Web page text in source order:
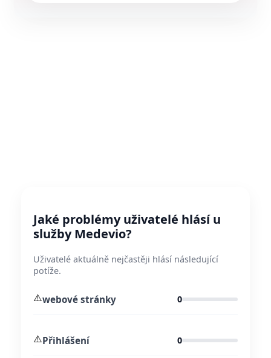
Jaké problémy uživatelé hlásí u
služby Medevio?
Uživatelé aktuálně nejčastěji hlásí následující
potíže.
⚠️webové stránky 0
⚠️Přihlášení 0